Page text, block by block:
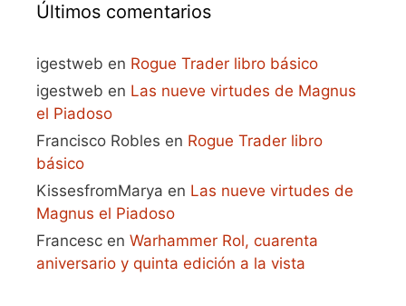
Últimos comentarios
igestweb en Rogue Trader libro básico
igestweb en Las nueve virtudes de Magnus
el Piadoso
Francisco Robles en Rogue Trader libro
básico
KissesfromMarya en Las nueve virtudes de
Magnus el Piadoso
Francesc en Warhammer Rol, cuarenta
aniversario y quinta edición a la vista